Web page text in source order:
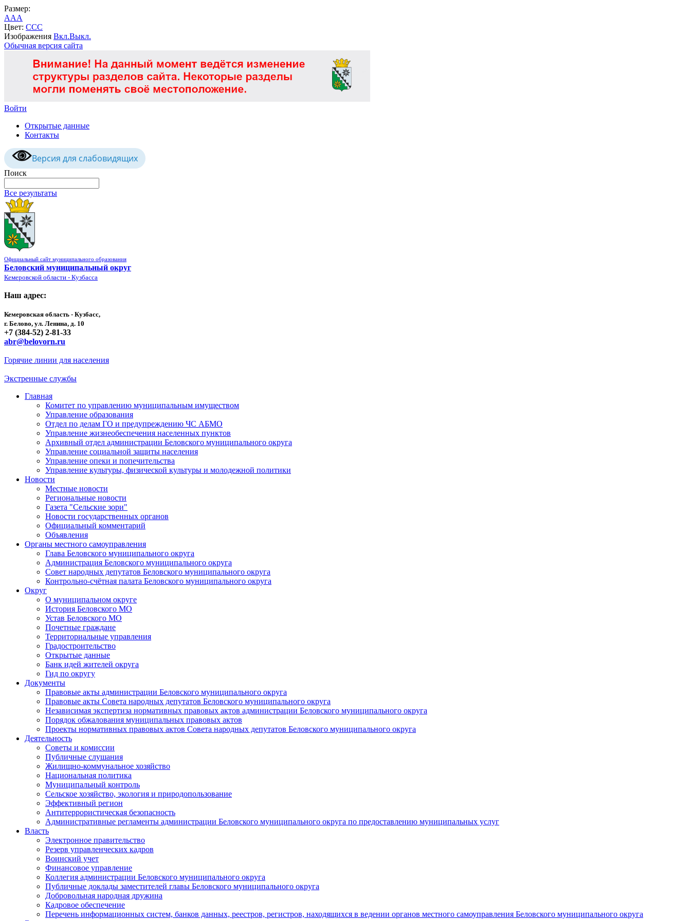
Размер:
AAA
Цвет: CCC
Изображения Вкл.Выкл.
Обычная версия сайта
Войти
Открытые данные
Контакты
Версия для слабовидящих
Поиск
Все результаты
Официальный сайт муниципального образования
Беловский муниципальный округ
Кемеровской области - Кузбасса
Наш адрес:
Кемеровская область - Кузбасс,
г. Белово, ул. Ленина, д. 10
+7 (384-52) 2-81-33
abr@belovorn.ru
Горячие линии для населения
Экстренные службы
Главная
Комитет по управлению муниципальным имуществом
Управление образования
Отдел по делам ГО и предупреждению ЧС АБМО
Управление жизнеобеспечения населенных пунктов
Архивный отдел администрации Беловского муниципального округа
Управление социальной защиты населения
Управление опеки и попечительства
Управление культуры, физической культуры и молодежной политики
Новости
Местные новости
Региональные новости
Газета "Сельские зори"
Новости государственных органов
Официальный комментарий
Объявления
Органы местного самоуправления
Глава Беловского муниципального округа
Администрация Беловского муниципального округа
Совет народных депутатов Беловского муниципального округа
Контрольно-счётная палата Беловского муниципального округа
Округ
О муниципальном округе
История Беловского МО
Устав Беловского МО
Почетные граждане
Территориальные управления
Градостроительство
Открытые данные
Банк идей жителей округа
Гид по округу
Документы
Правовые акты администрации Беловского муниципального округа
Правовые акты Совета народных депутатов Беловского муниципального округа
Независимая экспертиза нормативных правовых актов администрации Беловского муниципального округа
Порядок обжалования муниципальных правовых актов
Проекты нормативных правовых актов Совета народных депутатов Беловского муниципального округа
Деятельность
Советы и комиссии
Публичные слушания
Жилищно-коммунальное хозяйство
Национальная политика
Муниципальный контроль
Сельское хозяйство, экология и природопользование
Эффективный регион
Антитеррористическая безопасность
Административные регламенты администрации Беловского муниципального округа по предоставлению муниципальных услуг
Власть
Электронное правительство
Резерв управленческих кадров
Воинский учет
Финансовое управление
Коллегия администрации Беловского муниципального округа
Публичные доклады заместителей главы Беловского муниципального округа
Добровольная народная дружина
Кадровое обеспечение
Перечень информационных систем, банков данных, реестров, регистров, находящихся в ведении органов местного самоуправления Беловского муниципального округа